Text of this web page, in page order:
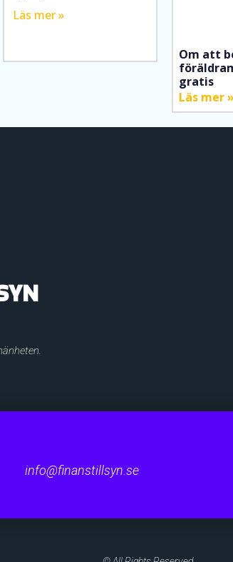
Läs mer »
Om att
gratis
Läs mer »
info@finanstillsyn.se